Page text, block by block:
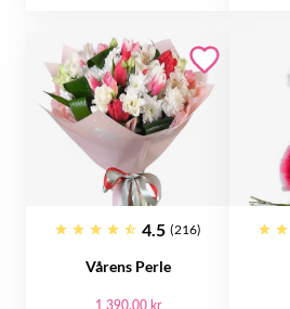
4.5 (216)
Vårens Perle
1 390.00 kr